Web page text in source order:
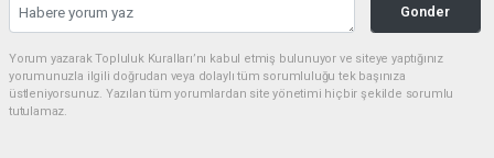
Gonder
Yorum yazarak Topluluk Kuralları’nı kabul etmiş bulunuyor ve siteye yaptığınız
yorumunuzla ilgili doğrudan veya dolaylı tüm sorumluluğu tek başınıza
üstleniyorsunuz. Yazılan tüm yorumlardan site yönetimi hiçbir şekilde sorumlu
tutulamaz.